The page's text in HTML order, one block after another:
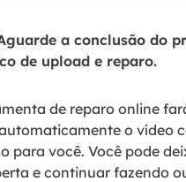
a conclusão do
de upload e reparo.
de reparo online
o vídeo
para você. Você pode
e continuar fazendo